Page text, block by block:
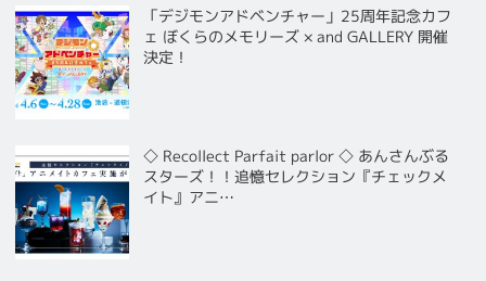
「デジモンアドベンチャー」25周年記念カフ
ェ ぼくらのメモリーズ × and GALLERY 開催
決定！
◇ Recollect Parfait parlor ◇ あんさんぶる
スターズ！！追憶セレクション『チェックメ
イト』アニ…